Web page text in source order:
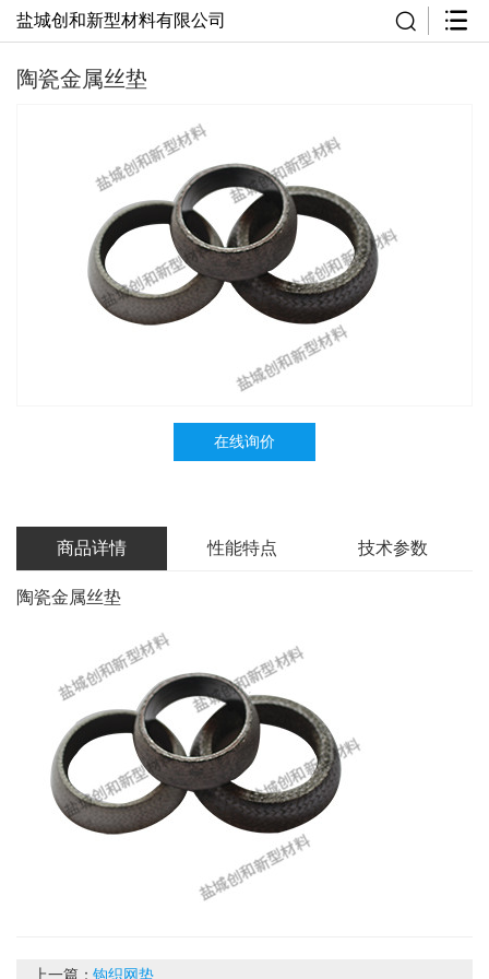
盐城创和新型材料有限公司
陶瓷金属丝垫
在线询价
商品详情 性能特点 技术参数
陶瓷金属丝垫
上一篇：钩织网垫